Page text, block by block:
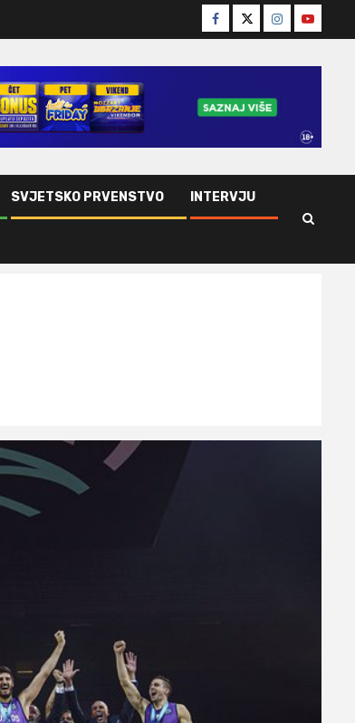
Facebook
TwitterInstagram
Youtube
SVJETSKO PRVENSTVO INTERVJU